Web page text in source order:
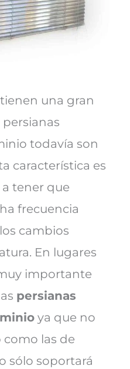
una gran
todavía son
característica es
tener que
frecuencia
cambios
En lugares
importante
persianas
ya que no
las de
sólo soportará